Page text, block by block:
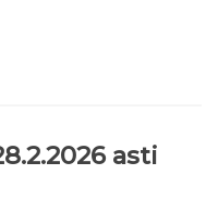
asti